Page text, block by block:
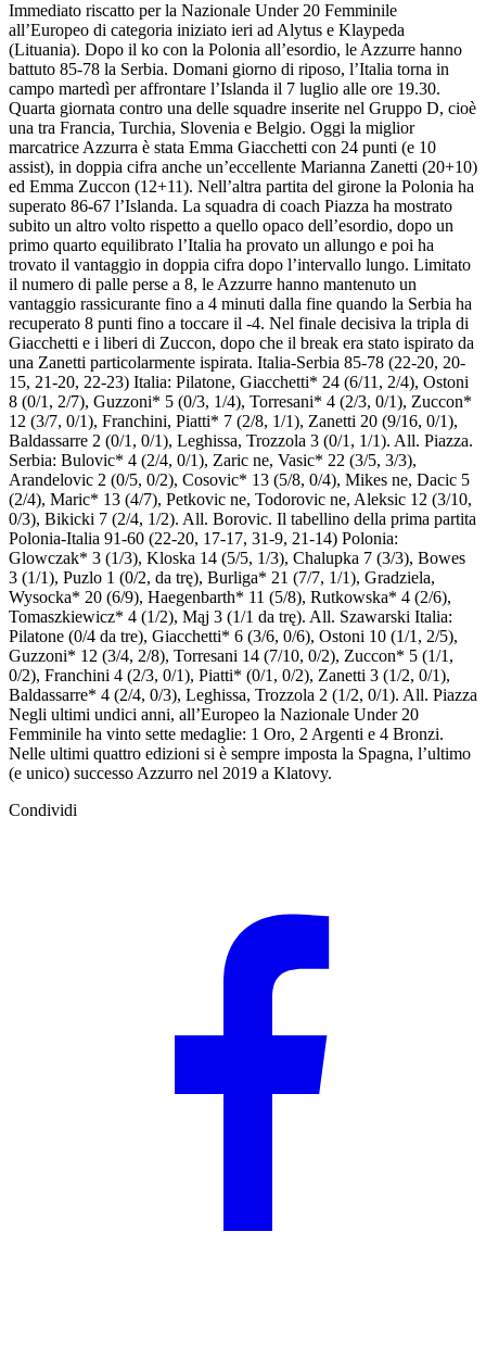
Immediato riscatto per la Nazionale Under 20 Femminile
all’Europeo di categoria iniziato ieri ad Alytus e Klaypeda
(Lituania). Dopo il ko con la Polonia all’esordio, le Azzurre hanno
battuto 85-78 la Serbia. Domani giorno di riposo, l’Italia torna in
campo martedì per affrontare l’Islanda il 7 luglio alle ore 19.30.
Quarta giornata contro una delle squadre inserite nel Gruppo D, cioè
una tra Francia, Turchia, Slovenia e Belgio. Oggi la miglior
marcatrice Azzurra è stata Emma Giacchetti con 24 punti (e 10
assist), in doppia cifra anche un’eccellente Marianna Zanetti (20+10)
ed Emma Zuccon (12+11). Nell’altra partita del girone la Polonia ha
superato 86-67 l’Islanda. La squadra di coach Piazza ha mostrato
subito un altro volto rispetto a quello opaco dell’esordio, dopo un
primo quarto equilibrato l’Italia ha provato un allungo e poi ha
trovato il vantaggio in doppia cifra dopo l’intervallo lungo. Limitato
il numero di palle perse a 8, le Azzurre hanno mantenuto un
vantaggio rassicurante fino a 4 minuti dalla fine quando la Serbia ha
recuperato 8 punti fino a toccare il -4. Nel finale decisiva la tripla di
Giacchetti e i liberi di Zuccon, dopo che il break era stato ispirato da
una Zanetti particolarmente ispirata. Italia-Serbia 85-78 (22-20, 20-
15, 21-20, 22-23) Italia: Pilatone, Giacchetti* 24 (6/11, 2/4), Ostoni
8 (0/1, 2/7), Guzzoni* 5 (0/3, 1/4), Torresani* 4 (2/3, 0/1), Zuccon*
12 (3/7, 0/1), Franchini, Piatti* 7 (2/8, 1/1), Zanetti 20 (9/16, 0/1),
Baldassarre 2 (0/1, 0/1), Leghissa, Trozzola 3 (0/1, 1/1). All. Piazza.
Serbia: Bulovic* 4 (2/4, 0/1), Zaric ne, Vasic* 22 (3/5, 3/3),
Arandelovic 2 (0/5, 0/2), Cosovic* 13 (5/8, 0/4), Mikes ne, Dacic 5
(2/4), Maric* 13 (4/7), Petkovic ne, Todorovic ne, Aleksic 12 (3/10,
0/3), Bikicki 7 (2/4, 1/2). All. Borovic. Il tabellino della prima partita
Polonia-Italia 91-60 (22-20, 17-17, 31-9, 21-14) Polonia:
Glowczak* 3 (1/3), Kloska 14 (5/5, 1/3), Chalupka 7 (3/3), Bowes
3 (1/1), Puzlo 1 (0/2, da trę), Burliga* 21 (7/7, 1/1), Gradziela,
Wysocka* 20 (6/9), Haegenbarth* 11 (5/8), Rutkowska* 4 (2/6),
Tomaszkiewicz* 4 (1/2), Mąj 3 (1/1 da trę). All. Szawarski Italia:
Pilatone (0/4 da tre), Giacchetti* 6 (3/6, 0/6), Ostoni 10 (1/1, 2/5),
Guzzoni* 12 (3/4, 2/8), Torresani 14 (7/10, 0/2), Zuccon* 5 (1/1,
0/2), Franchini 4 (2/3, 0/1), Piatti* (0/1, 0/2), Zanetti 3 (1/2, 0/1),
Baldassarre* 4 (2/4, 0/3), Leghissa, Trozzola 2 (1/2, 0/1). All. Piazza
Negli ultimi undici anni, all’Europeo la Nazionale Under 20
Femminile ha vinto sette medaglie: 1 Oro, 2 Argenti e 4 Bronzi.
Nelle ultimi quattro edizioni si è sempre imposta la Spagna, l’ultimo
(e unico) successo Azzurro nel 2019 a Klatovy.
Condividi